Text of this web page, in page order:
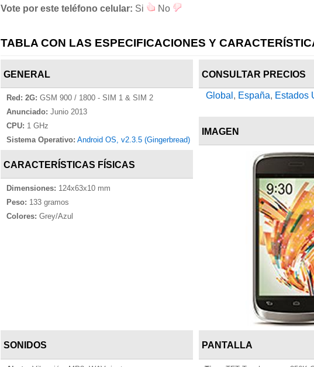
Vote por este teléfono celular: Si No
TABLA CON LAS ESPECIFICACIONES Y
GENERAL
Red: 2G: GSM 900 / 1800 - SIM 1 & SIM 2
Anunciado: Junio 2013
CPU: 1 GHz
Sistema Operativo: Android OS, v2.3.5 (Gingerbread)
CARACTERÍSTICAS FÍSICAS
Dimensiones: 124x63x10 mm
Peso: 133 gramos
Colores: Grey/Azul
CONSULTAR PRECIOS
Global , España, Estados
IMAGEN
SONIDOS PANTALLA